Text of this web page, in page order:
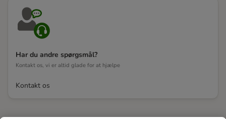
Har du andre spørgsmål?
Kontakt os, vi er altid glade for at hjælpe
Kontakt os